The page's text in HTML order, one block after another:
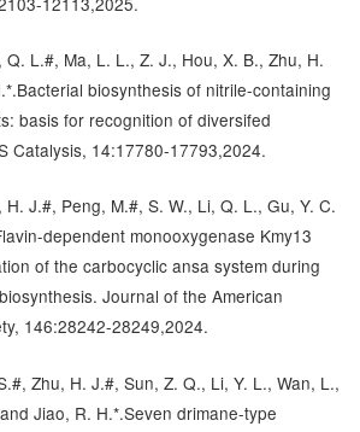
Q. L.#, Ma, L. L., Z. J., Hou, X. B., Zhu, H.
biosynthesis of nitrile-containing
basis for recognition of diversifed
Catalysis, 14:17780-17793,2024.
J.#, Peng, M.#, S. W., Li, Q. L., Gu, Y. C.
dependent monooxygenase Kmy13
of the carbocyclic ansa system during
Journal of the American
146:28242-28249,2024.
Zhu, H. J.#, Sun, Z. Q., Li, Y. L., Wan, L.,
Jiao, R. H.*.Seven drimane-type